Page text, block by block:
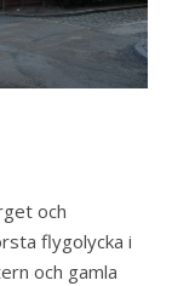
och
flygolycka i
och gamla